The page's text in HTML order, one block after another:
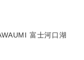
富士河口湖